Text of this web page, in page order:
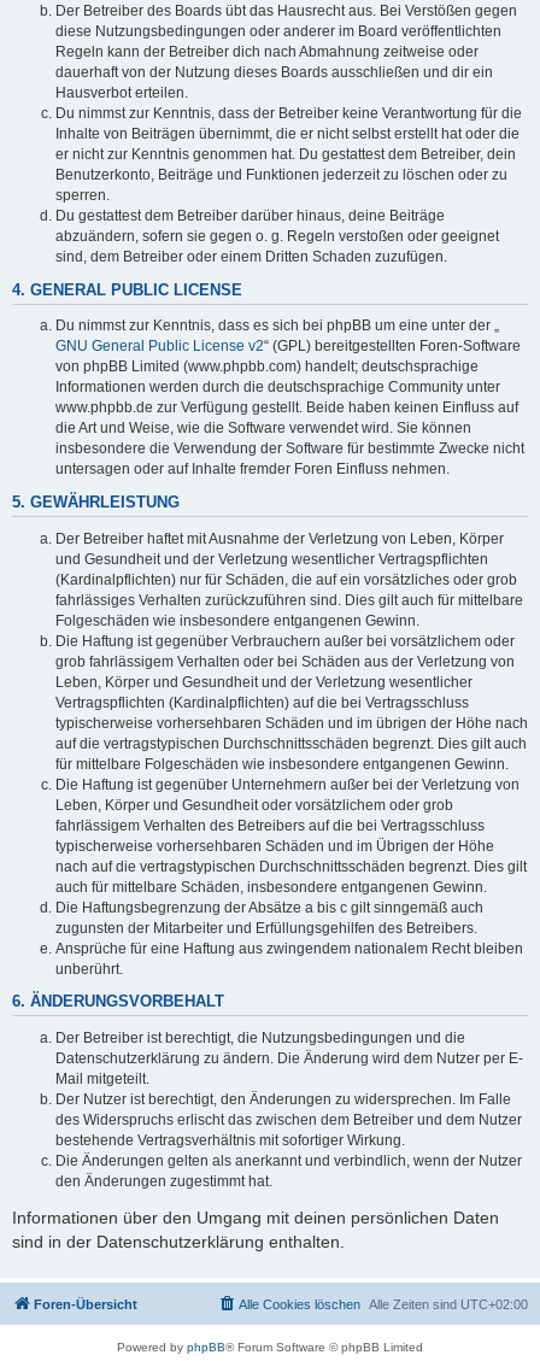
Der Betreiber des Boards übt das Hausrecht aus. Bei Verstößen gegen
diese Nutzungsbedingungen oder anderer im Board veröffentlichten
Regeln kann der Betreiber dich nach Abmahnung zeitweise oder
dauerhaft von der Nutzung dieses Boards ausschließen und dir ein
Hausverbot erteilen.
Du nimmst zur Kenntnis, dass der Betreiber keine Verantwortung für die
Inhalte von Beiträgen übernimmt, die er nicht selbst erstellt hat oder die
er nicht zur Kenntnis genommen hat. Du gestattest dem Betreiber, dein
Benutzerkonto, Beiträge und Funktionen jederzeit zu löschen oder zu
sperren.
Du gestattest dem Betreiber darüber hinaus, deine Beiträge
abzuändern, sofern sie gegen o. g. Regeln verstoßen oder geeignet
sind, dem Betreiber oder einem Dritten Schaden zuzufügen.
4. GENERAL PUBLIC LICENSE
Du nimmst zur Kenntnis, dass es sich bei phpBB um eine unter der „
GNU General Public License v2“ (GPL) bereitgestellten Foren-Software
von phpBB Limited (www.phpbb.com) handelt; deutschsprachige
Informationen werden durch die deutschsprachige Community unter
www.phpbb.de zur Verfügung gestellt. Beide haben keinen Einfluss auf
die Art und Weise, wie die Software verwendet wird. Sie können
insbesondere die Verwendung der Software für bestimmte Zwecke nicht
untersagen oder auf Inhalte fremder Foren Einfluss nehmen.
5. GEWÄHRLEISTUNG
Der Betreiber haftet mit Ausnahme der Verletzung von Leben, Körper
und Gesundheit und der Verletzung wesentlicher Vertragspflichten
(Kardinalpflichten) nur für Schäden, die auf ein vorsätzliches oder grob
fahrlässiges Verhalten zurückzuführen sind. Dies gilt auch für mittelbare
Folgeschäden wie insbesondere entgangenen Gewinn.
Die Haftung ist gegenüber Verbrauchern außer bei vorsätzlichem oder
grob fahrlässigem Verhalten oder bei Schäden aus der Verletzung von
Leben, Körper und Gesundheit und der Verletzung wesentlicher
Vertragspflichten (Kardinalpflichten) auf die bei Vertragsschluss
typischerweise vorhersehbaren Schäden und im übrigen der Höhe nach
auf die vertragstypischen Durchschnittsschäden begrenzt. Dies gilt auch
für mittelbare Folgeschäden wie insbesondere entgangenen Gewinn.
Die Haftung ist gegenüber Unternehmern außer bei der Verletzung von
Leben, Körper und Gesundheit oder vorsätzlichem oder grob
fahrlässigem Verhalten des Betreibers auf die bei Vertragsschluss
typischerweise vorhersehbaren Schäden und im Übrigen der Höhe
nach auf die vertragstypischen Durchschnittsschäden begrenzt. Dies gilt
auch für mittelbare Schäden, insbesondere entgangenen Gewinn.
Die Haftungsbegrenzung der Absätze a bis c gilt sinngemäß auch
zugunsten der Mitarbeiter und Erfüllungsgehilfen des Betreibers.
Ansprüche für eine Haftung aus zwingendem nationalem Recht bleiben
unberührt.
6. ÄNDERUNGSVORBEHALT
Der Betreiber ist berechtigt, die Nutzungsbedingungen und die
Datenschutzerklärung zu ändern. Die Änderung wird dem Nutzer per E-
Mail mitgeteilt.
Der Nutzer ist berechtigt, den Änderungen zu widersprechen. Im Falle
des Widerspruchs erlischt das zwischen dem Betreiber und dem Nutzer
bestehende Vertragsverhältnis mit sofortiger Wirkung.
Die Änderungen gelten als anerkannt und verbindlich, wenn der Nutzer
den Änderungen zugestimmt hat.
Informationen über den Umgang mit deinen persönlichen Daten
sind in der Datenschutzerklärung enthalten.
Foren-Übersicht Alle Zeiten sind UTC+02:00
Alle Cookies löschen
Powered by phpBB® Forum Software © phpBB Limited